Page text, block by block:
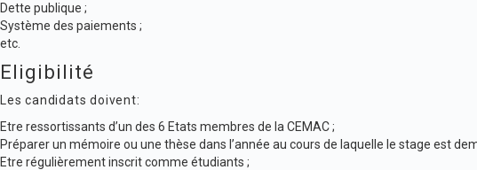
Dette publique ;
Système des paiements ;
etc.
Eligibilité
Les candidats doivent:
Etre ressortissants d’un des 6 Etats membres de la CEMAC ;
Préparer un mémoire ou une thèse dans l’année au cours de laquelle le stage est
Etre régulièrement inscrit comme étudiants ;